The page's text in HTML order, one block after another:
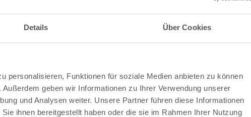
Details Über Cookies
personalisieren, Funktionen für soziale Medien anbieten zu können
geben wir Informationen zu Ihrer Verwendung unserer
und Analysen weiter. Unsere Partner führen diese Informationen
ihnen bereitgestellt haben oder die sie im Rahmen Ihrer Nutzung